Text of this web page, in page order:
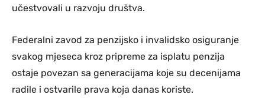
učestvovali u razvoju društva.
Federalni zavod za penzijsko i invalidsko osiguranje
svakog mjeseca kroz pripreme za isplatu penzija
ostaje povezan sa generacijama koje su decenijama
radile i ostvarile prava koja danas koriste.